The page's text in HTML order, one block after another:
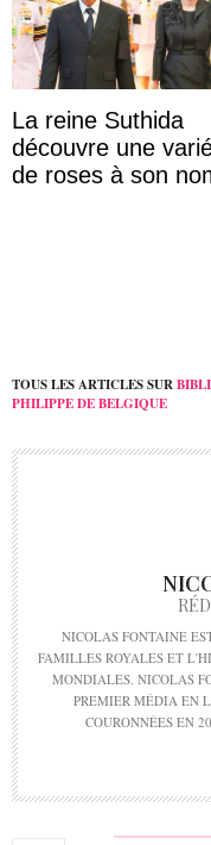
La reine Suthida
découvre une
de roses à son
TOUS LES ARTICLES SUR
PHILIPPE DE BELGIQUE
NICOLAS FONTAINE
FAMILLES ROYALES ET
MONDIALES. NICOLAS
PREMIER MÉDIA EN
COURONNÉES EN